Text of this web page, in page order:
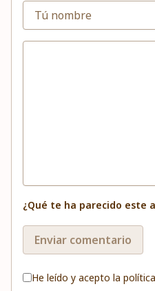
¿Qué te ha parecido este
Enviar comentario
He leído y acepto la